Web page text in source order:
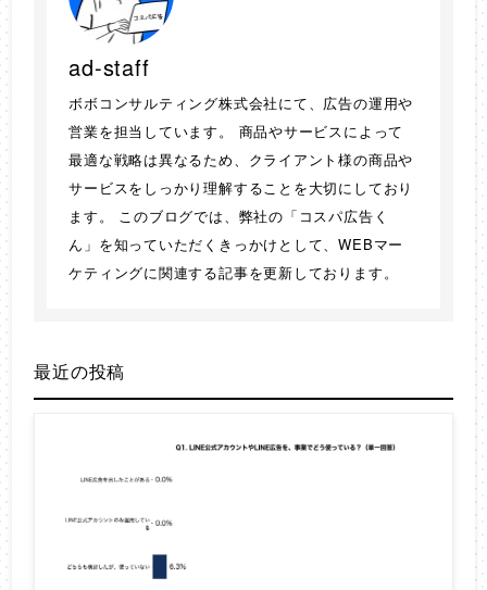
ad-staff
ボボコンサルティング株式会社にて、広告の運用や
営業を担当しています。 商品やサービスによって
最適な戦略は異なるため、クライアント様の商品や
サービスをしっかり理解することを大切にしており
ます。 このブログでは、弊社の「コスパ広告く
ん」を知っていただくきっかけとして、WEBマー
ケティングに関連する記事を更新しております。
最近の投稿